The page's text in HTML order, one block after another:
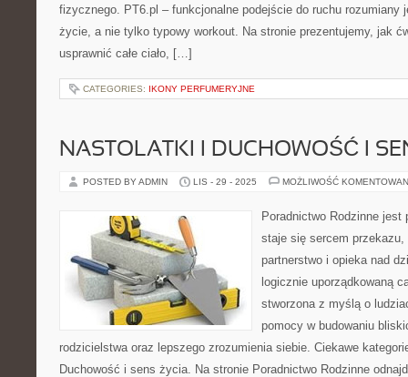
fizycznego. PT6.pl – funkcjonalne podejście do ruchu rozumiany
życie, a nie tylko typowy workout. Na stronie prezentujemy, jak
usprawnić całe ciało, […]
CATEGORIES: IKONY PERFUMERYJNE
NASTOLATKI I DUCHOWOŚĆ I
POSTED BY ADMIN LIS - 29 - 2025 MOŻLIWOŚĆ
Poradnictwo Rodzinne
staje się sercem
partnerstwo i opieka nad
logicznie uporządkowaną
stworzona z myślą o
pomocy w budowaniu
rodzicielstwa oraz lepszego zrozumienia siebie. Ciekawe
Duchowość i sens życia. Na stronie Poradnictwo Rodzinne